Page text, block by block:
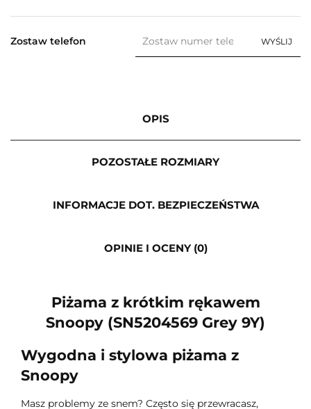
Zostaw telefon WYŚLIJ
OPIS
POZOSTAŁE ROZMIARY
INFORMACJE DOT. BEZPIECZEŃSTWA
OPINIE I OCENY (0)
Piżama z krótkim rękawem
Snoopy (SN5204569 Grey 9Y)
Wygodna i stylowa piżama z
Snoopy
Masz problemy ze snem? Często się przewracasz,